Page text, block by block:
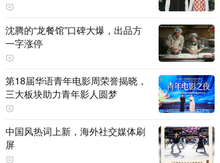
明显，女儿主攻高尔夫，曾以最小
年龄出战职业赛
沈腾的“龙餐馆”口碑大爆，出品方
一字涨停
第18届华语青年电影周荣誉揭晓，
三大板块助力青年影人圆梦
中国风热词上新，海外社交媒体刷
屏